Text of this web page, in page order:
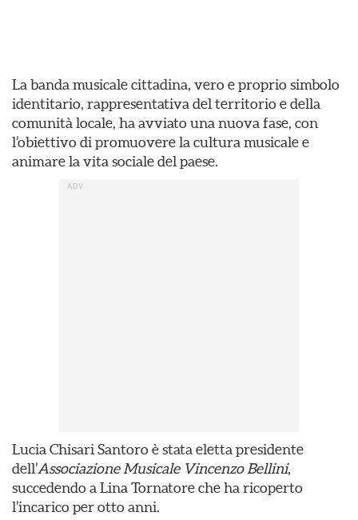
La banda musicale cittadina, vero e proprio simbolo
identitario, rappresentativa del territorio e della
comunità locale, ha avviato una nuova fase, con
l’obiettivo di promuovere la cultura musicale e
animare la vita sociale del paese.
Lucia Chisari Santoro è stata eletta presidente
dell’Associazione Musicale Vincenzo Bellini,
succedendo a Lina Tornatore che ha ricoperto
l’incarico per otto anni.